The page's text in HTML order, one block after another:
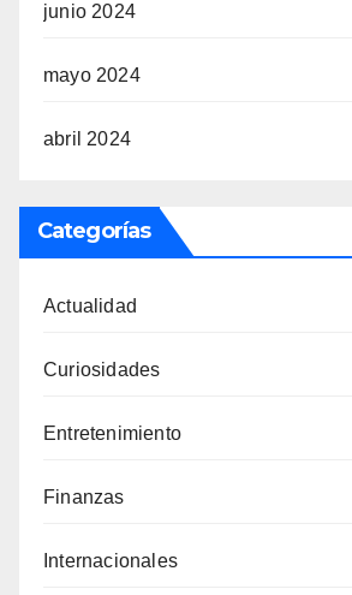
junio 2024
mayo 2024
abril 2024
Categorías
Actualidad
Curiosidades
Entretenimiento
Finanzas
Internacionales